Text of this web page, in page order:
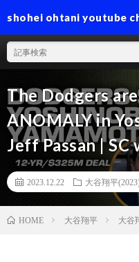
shohei ohtani youtube
The Dodgers
ANOMALY in
Jeff Passan | SC
2023.12.22 大谷翔平
HOME 大谷翔平 大谷